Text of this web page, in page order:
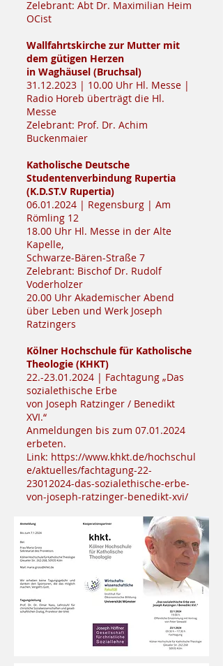
Zelebrant: Abt Dr. Maximilian Heim
OCist
Wallfahrtskirche zur Mutter mit
dem gütigen Herzen
in Waghäusel (Bruchsal)
31.12.2023 | 10.00 Uhr Hl. Messe |
Radio Horeb überträgt die Hl.
Messe
Zelebrant: Prof. Dr. Achim
Buckenmaier
Katholische Deutsche
Studentenverbindung Rupertia
(K.D.ST.V Rupertia)
06.01.2024 | Regensburg | Am
Römling 12
18.00 Uhr Hl. Messe in der Alte
Kapelle,
Schwarze-Bären-Straße 7
Zelebrant: Bischof Dr. Rudolf
Voderholzer
20.00 Uhr Akademischer Abend
über Leben und Werk Joseph
Ratzingers
Kölner Hochschule für Katholische
Theologie (KHKT)
22.-23.01.2024 | Fachtagung „Das
sozialethische Erbe
von Joseph Ratzinger / Benedikt
XVI.“
Anmeldungen bis zum 07.01.2024
erbeten.
Link: https://www.khkt.de/hochschul
e/aktuelles/fachtagung-22-
23012024-das-sozialethische-erbe-
von-joseph-ratzinger-benedikt-xvi/